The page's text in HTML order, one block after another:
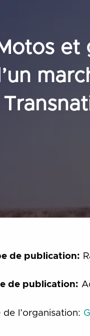
et
de publication:
de publication:
de l’organisation: